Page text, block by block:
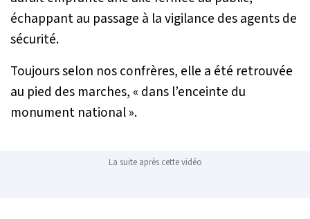
échappant au passage à la vigilance des agents de
sécurité.
Toujours selon nos confrères, elle a été retrouvée
au pied des marches, « dans l’enceinte du
monument national».
La suite après cette vidéo